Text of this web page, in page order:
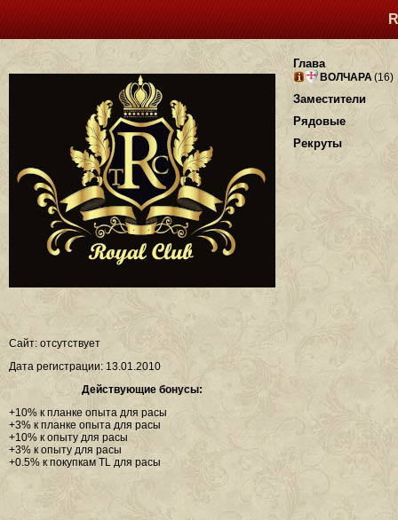
Сайт: отсутствует
Дата регистрации: 13.01.2010
Действующие бонусы:
+10% к планке опыта для расы
+3% к планке опыта для расы
+10% к опыту для расы
+3% к опыту для расы
+0.5% к покупкам TL для расы
Глава
ВОЛЧАРА (16)
Заместители
Рядовые
Рекруты